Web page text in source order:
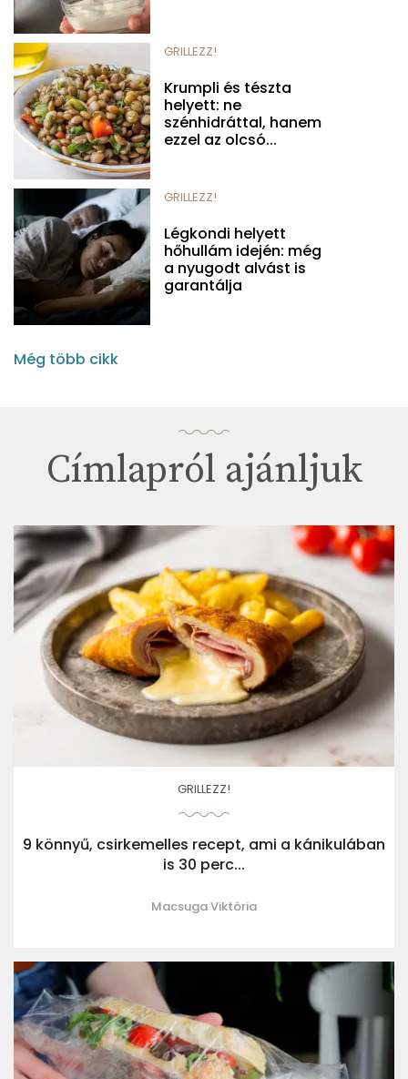
GRILLEZZ!
Krumpli és tészta
helyett: ne
szénhidráttal, hanem
ezzel az olcsó...
GRILLEZZ!
Légkondi helyett
hőhullám idején: még
a nyugodt alvást is
garantálja
Még több cikk
Címlapról ajánljuk
GRILLEZZ!
9 könnyű, csirkemelles recept, ami a kánikulában
is 30 perc...
Macsuga Viktória